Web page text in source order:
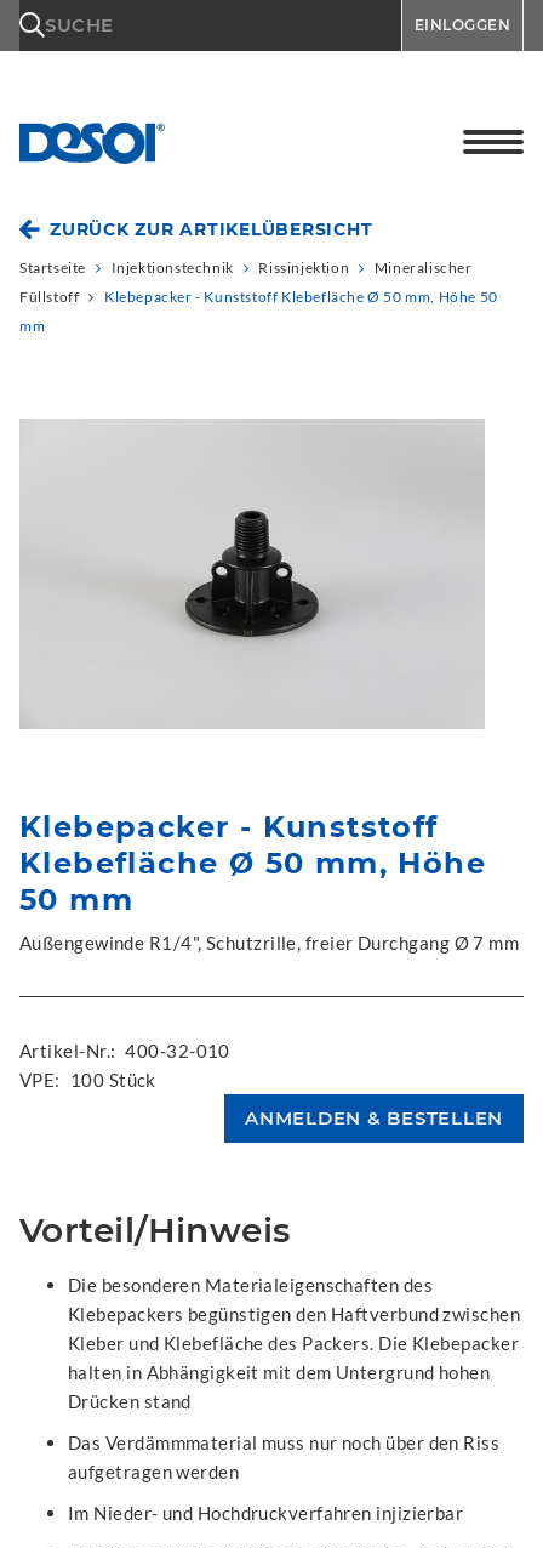
SUCHE EINLOGGEN
ZURÜCK ZUR ARTIKELÜBERSICHT
Startseite Injektionstechnik Rissinjektion
Mineralischer
Füllstoff
Klebepacker - Kunststoff Klebefläche Ø 50 mm, Höhe 50
mm
Klebepacker - Kunststoff
Klebefläche Ø 50 mm, Höhe
50 mm
Außengewinde R1/4", Schutzrille, freier Durchgang Ø 7 mm
Artikel-Nr.: 400-32-010
VPE:
100 Stück
Vorteil/Hinweis
Die besonderen Materialeigenschaften des
Klebepackers begünstigen den Haftverbund zwischen
Kleber und Klebefläche des Packers. Die Klebepacker
halten in Abhängigkeit mit dem Untergrund hohen
Drücken stand
Das Verdämmmaterial muss nur noch über den Riss
aufgetragen werden
Im Nieder- und Hochdruckverfahren injizierbar